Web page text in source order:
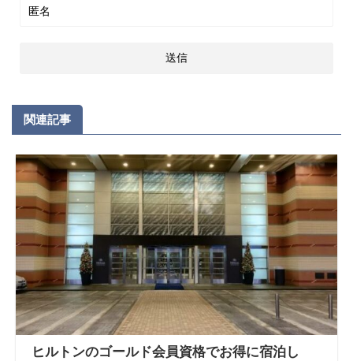
関連記事
ヒルトンのゴールド会員資格でお得に宿泊し